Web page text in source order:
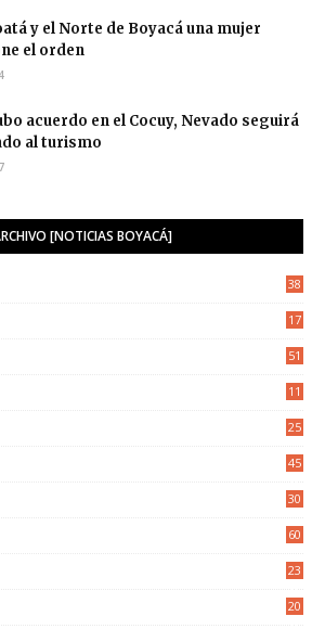
y el Norte de Boyacá una mujer
el orden
acuerdo en el Cocuy, Nevado seguirá
al turismo
[NOTICIAS BOYACÁ]
38
17
51
11
25
45
30
60
23
20